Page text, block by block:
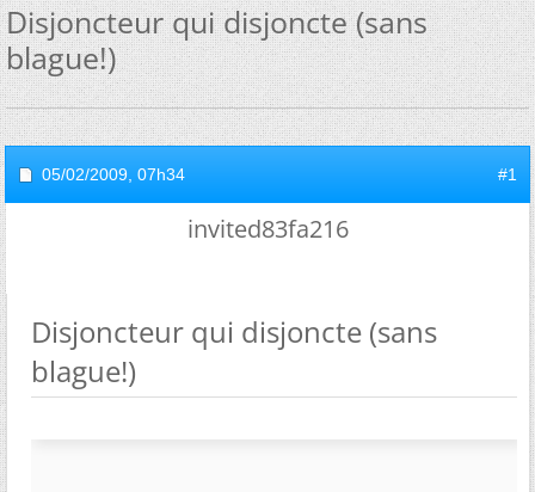
Disjoncteur qui disjoncte (sans
blague!)
05/02/2009, 07h34 #1
invited83fa216
Disjoncteur qui disjoncte (sans
blague!)